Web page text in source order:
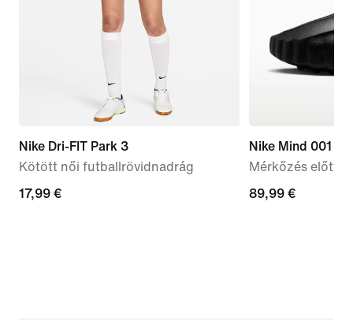
Nike Dri-FIT Park 3
Kötött női futballrövidnadrág
17,99
17,99 €
Nike Mind 001
Mérkőzés előtti
89,99
89,99 €